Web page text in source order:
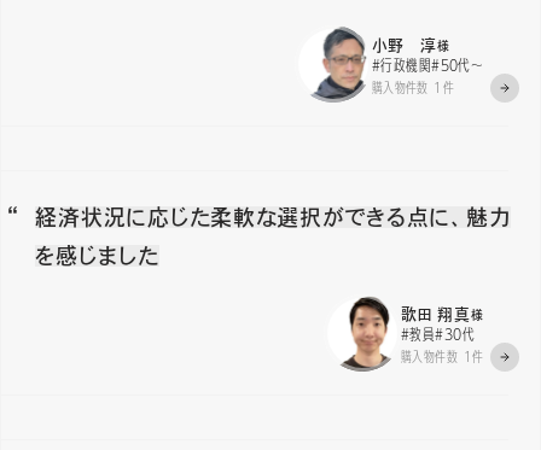
小野 淳様
#行政機関#50代〜
購入物件数 1件
経済状況に応じた柔軟な選択ができる点に、魅力
を感じました
歌田 翔真 様
#教員#30代
購入物件数 1件